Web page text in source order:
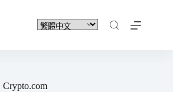
Crypto.com